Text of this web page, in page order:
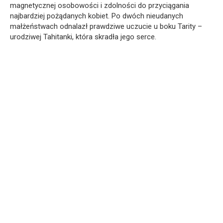
magnetycznej osobowości i zdolności do przyciągania
najbardziej pożądanych kobiet. Po dwóch nieudanych
małżeństwach odnalazł prawdziwe uczucie u boku Tarity –
urodziwej Tahitanki, która skradła jego serce.